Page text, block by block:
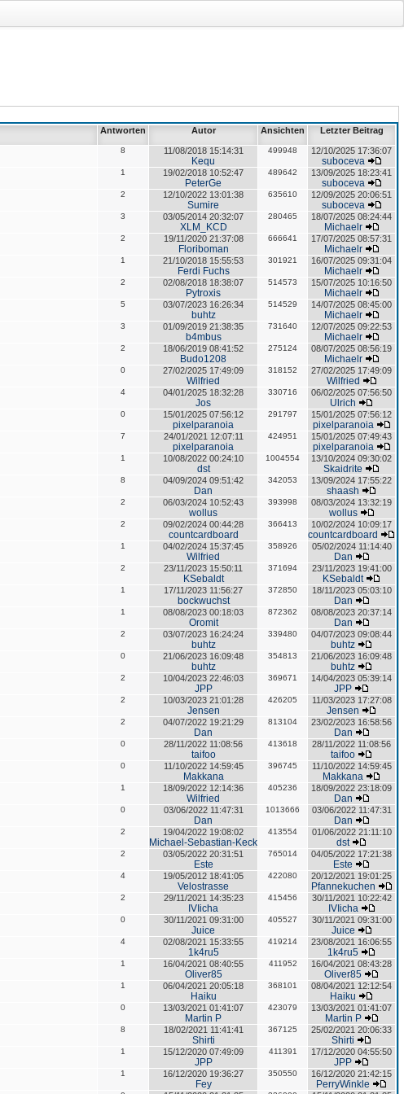
Antworten Autor Ansichten Letzter Beitrag
8 11/08/2018 15:14:31
Kequ
499948 12/10/2025 17:36:07
suboceva
1 19/02/2018 10:52:47
PeterGe
489642 13/09/2025 18:23:41
suboceva
2 12/10/2022 13:01:38
Sumire
635610 12/09/2025 20:06:51
suboceva
3 03/05/2014 20:32:07
XLM_KCD
280465 18/07/2025 08:24:44
Michaelr
2 19/11/2020 21:37:08
Floriboman
666641 17/07/2025 08:57:31
Michaelr
1 21/10/2018 15:55:53
Ferdi Fuchs
301921 16/07/2025 09:31:04
Michaelr
2 02/08/2018 18:38:07
Pytroxis
514573 15/07/2025 10:16:50
Michaelr
5 03/07/2023 16:26:34
buhtz
514529 14/07/2025 08:45:00
Michaelr
3 01/09/2019 21:38:35
b4mbus
731640 12/07/2025 09:22:53
Michaelr
2 18/06/2019 08:41:52
Budo1208
275124 08/07/2025 08:56:19
Michaelr
0 27/02/2025 17:49:09
Wilfried
318152 27/02/2025 17:49:09
Wilfried
4 04/01/2025 18:32:28
Jos
330716 06/02/2025 07:56:50
Ulrich
0 15/01/2025 07:56:12
pixelparanoia
291797 15/01/2025 07:56:12
pixelparanoia
7 24/01/2021 12:07:11
pixelparanoia
424951 15/01/2025 07:49:43
pixelparanoia
1 10/08/2022 00:24:10
dst
1004554 13/10/2024 09:30:02
Skaidrite
8 04/09/2024 09:51:42
Dan
342053 13/09/2024 17:55:22
shaash
2 06/03/2024 10:52:43
wollus
393998 08/03/2024 13:32:19
wollus
2 09/02/2024 00:44:28
countcardboard
366413 10/02/2024 10:09:17
countcardboard
1 04/02/2024 15:37:45
Wilfried
358926 05/02/2024 11:14:40
Dan
2 23/11/2023 15:50:11
KSebaldt
371694 23/11/2023 19:41:00
KSebaldt
1 17/11/2023 11:56:27
bockwuchst
372850 18/11/2023 05:03:10
Dan
1 08/08/2023 00:18:03
Oromit
872362 08/08/2023 20:37:14
Dan
2 03/07/2023 16:24:24
buhtz
339480 04/07/2023 09:08:44
buhtz
0 21/06/2023 16:09:48
buhtz
354813 21/06/2023 16:09:48
buhtz
2 10/04/2023 22:46:03
JPP
369671 14/04/2023 05:39:14
JPP
2 10/03/2023 21:01:28
Jensen
426205 11/03/2023 17:27:08
Jensen
2 04/07/2022 19:21:29
Dan
813104 23/02/2023 16:58:56
Dan
0 28/11/2022 11:08:56
taifoo
413618 28/11/2022 11:08:56
taifoo
0 11/10/2022 14:59:45
Makkana
396745 11/10/2022 14:59:45
Makkana
1 18/09/2022 12:14:36
Wilfried
405236 18/09/2022 23:18:09
Dan
0 03/06/2022 11:47:31
Dan
1013666 03/06/2022 11:47:31
Dan
2 19/04/2022 19:08:02
Michael-Sebastian-Keck
413554 01/06/2022 21:11:10
dst
2 03/05/2022 20:31:51
Este
765014 04/05/2022 17:21:38
Este
4 19/05/2012 18:41:05
Velostrasse
422080 20/12/2021 19:01:25
Pfannekuchen
2 29/11/2021 14:35:23
IVIicha
415456 30/11/2021 10:22:42
IVIicha
0 30/11/2021 09:31:00
Juice
405527 30/11/2021 09:31:00
Juice
4 02/08/2021 15:33:55
1k4ru5
419214 23/08/2021 16:06:55
1k4ru5
1 16/04/2021 08:40:55
Oliver85
411952 16/04/2021 08:43:28
Oliver85
1 06/04/2021 20:05:18
Haiku
368101 08/04/2021 12:12:54
Haiku
0 13/03/2021 01:41:07
Martin P
423079 13/03/2021 01:41:07
Martin P
8 18/02/2021 11:41:41
Shirti
367125 25/02/2021 20:06:33
Shirti
1 15/12/2020 07:49:09
JPP
411391 17/12/2020 04:55:50
JPP
1 16/12/2020 19:36:27
Fey
350550 16/12/2020 21:42:15
PerryWinkle